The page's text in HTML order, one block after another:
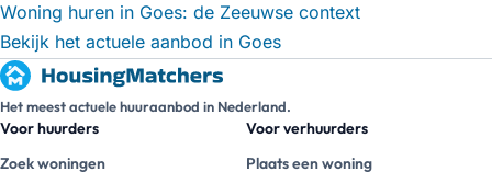
Woning huren in Goes: de Zeeuwse context
Bekijk het actuele aanbod in Goes
Het meest actuele huuraanbod in Nederland.
Voor huurders
Zoek woningen
Voor verhuurders
Plaats een woning